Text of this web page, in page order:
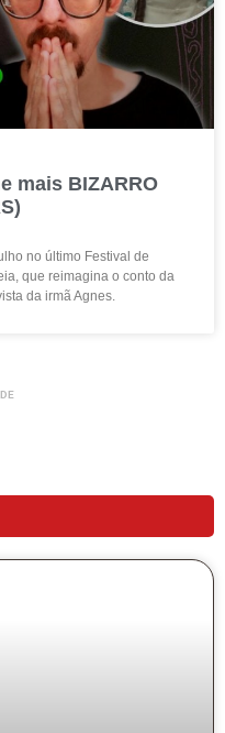
mais BIZARRO
no último Festival de
que reimagina o conto da
da irmã Agnes.